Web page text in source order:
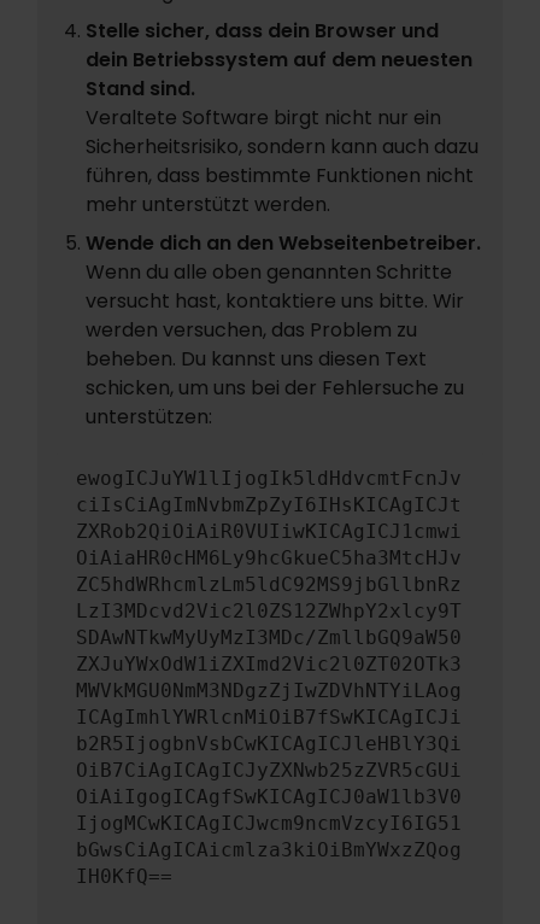
Stelle sicher, dass dein Browser und
dein Betriebssystem auf dem neuesten
Stand sind.
Veraltete Software birgt nicht nur ein
Sicherheitsrisiko, sondern kann auch dazu
führen, dass bestimmte Funktionen nicht
mehr unterstützt werden.
Wende dich an den Webseitenbetreiber.
Wenn du alle oben genannten Schritte
versucht hast, kontaktiere uns bitte. Wir
werden versuchen, das Problem zu
beheben. Du kannst uns diesen Text
schicken, um uns bei der Fehlersuche zu
unterstützen:
ewogICJuYW1lIjogIk5ldHdvcmtFcnJv
ciIsCiAgImNvbmZpZyI6IHsKICAgICJt
ZXRob2QiOiAiR0VUIiwKICAgICJ1cmwi
OiAiaHR0cHM6Ly9hcGkueC5ha3MtcHJv
ZC5hdWRhcmlzLm5ldC92MS9jbGllbnRz
LzI3MDcvd2Vic2l0ZS12ZWhpY2xlcy9T
SDAwNTkwMyUyMzI3MDc/ZmllbGQ9aW50
ZXJuYWxOdW1iZXImd2Vic2l0ZT02OTk3
MWVkMGU0NmM3NDgzZjIwZDVhNTYiLAog
ICAgImhlYWRlcnMiOiB7fSwKICAgICJi
b2R5IjogbnVsbCwKICAgICJleHBlY3Qi
OiB7CiAgICAgICJyZXNwb25zZVR5cGUi
OiAiIgogICAgfSwKICAgICJ0aW1lb3V0
IjogMCwKICAgICJwcm9ncmVzcyI6IG51
bGwsCiAgICAicmlza3kiOiBmYWxzZQog
IH0KfQ==